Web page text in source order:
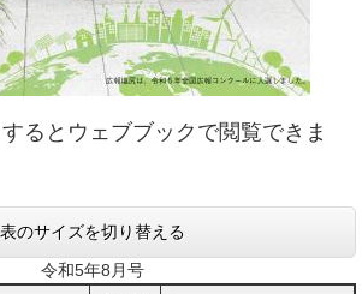
るとウェブブックで閲覧できま
表のサイズを切り替える
令和5年8月号